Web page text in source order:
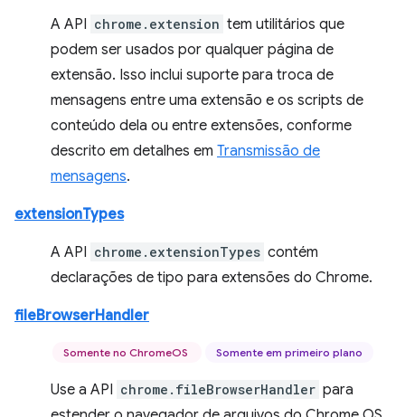
A API chrome.extension tem utilitários que
podem ser usados por qualquer página de
extensão. Isso inclui suporte para troca de
mensagens entre uma extensão e os scripts de
conteúdo dela ou entre extensões, conforme
descrito em detalhes em Transmissão de
mensagens.
extensionTypes
A API chrome.extensionTypes contém
declarações de tipo para extensões do Chrome.
fileBrowserHandler
Somente no ChromeOS Somente em primeiro plano
Use a API chrome.fileBrowserHandler para